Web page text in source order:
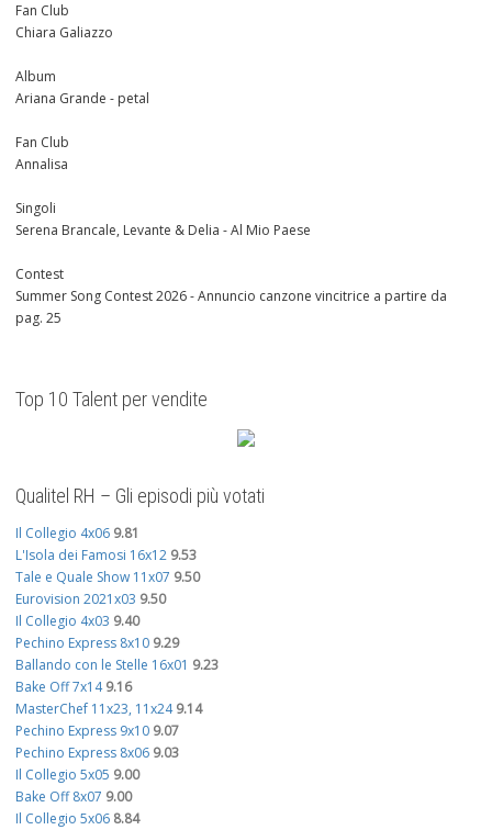
Fan Club
Chiara Galiazzo
Album
Ariana Grande - petal
Fan Club
Annalisa
Singoli
Serena Brancale, Levante & Delia - Al Mio Paese
Contest
Summer Song Contest 2026 - Annuncio canzone vincitrice a partire da
pag. 25
Top 10 Talent per vendite
Qualitel RH – Gli episodi più votati
Il Collegio 4x06 9.81
L'Isola dei Famosi 16x12 9.53
Tale e Quale Show 11x07 9.50
Eurovision 2021x03 9.50
Il Collegio 4x03 9.40
Pechino Express 8x10 9.29
Ballando con le Stelle 16x01 9.23
Bake Off 7x14 9.16
MasterChef 11x23, 11x24 9.14
Pechino Express 9x10 9.07
Pechino Express 8x06 9.03
Il Collegio 5x05 9.00
Bake Off 8x07 9.00
Il Collegio 5x06 8.84